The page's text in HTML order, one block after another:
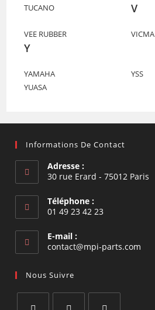
TUCANO V
VEE RUBBER VICMA
Y
YAMAHA
YSS
YUASA
Informations De Contact
Adresse :
30 rue Erard - 75012 Paris
Téléphone :
01 49 23 42 23
E-mail :
contact@mpi-parts.com
Nous Suivre